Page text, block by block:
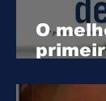
O
inteira